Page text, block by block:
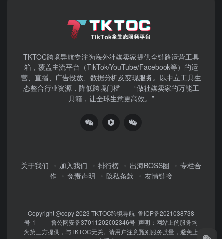
TKTOC跨境导航​专注为海外社媒卖家提供全链路运营工具
箱，覆盖主流平台（TikTok/YouTube/Facebook等）​的运
营、直播、广告投放、数据分析及变现服务。以中立工具生
态整合行业资源，降低跨境门槛——“做社媒卖家的万能工
具箱，让全球生意更高效。”
关于我们 加入我们 排行榜 出海BOSS圈
专栏合
作
免责声明 隐私条款 友情链接
Copyright @copy 2023 TKTOC跨境导航 鲁ICP备2021038738
号-1
鲁公网安备37011202002346号 声明：网站上的服务均
为第三方提供，与TKTOC无关。请用户注意甄别服务质量，避免上